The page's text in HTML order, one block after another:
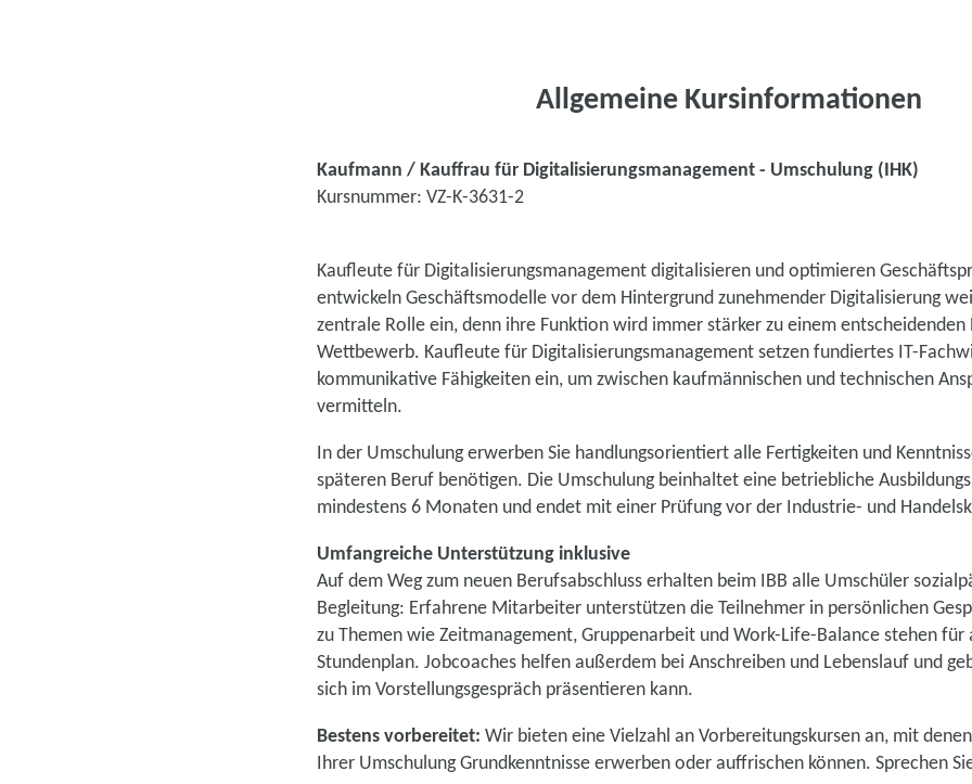
Allgemeine Kursinformationen
Kaufmann / Kauffrau für Digitalisierungsmanagement - Umschulung (IHK)
Kursnummer: VZ-K-3631-2
Kaufleute für Digitalisierungsmanagement digitalisieren und optimieren
entwickeln Geschäftsmodelle vor dem Hintergrund zunehmender Digitalisierung
zentrale Rolle ein, denn ihre Funktion wird immer stärker zu einem
Wettbewerb. Kaufleute für Digitalisierungsmanagement setzen fundiertes IT-
kommunikative Fähigkeiten ein, um zwischen kaufmännischen und technischen
vermitteln.
In der Umschulung erwerben Sie handlungsorientiert alle Fertigkeiten und
späteren Beruf benötigen. Die Umschulung beinhaltet eine betriebliche
mindestens 6 Monaten und endet mit einer Prüfung vor der Industrie- und
Umfangreiche Unterstützung inklusive
Auf dem Weg zum neuen Berufsabschluss erhalten beim IBB alle Umschüler
Begleitung: Erfahrene Mitarbeiter unterstützen die Teilnehmer in persönlichen
zu Themen wie Zeitmanagement, Gruppenarbeit und Work-Life-Balance stehen
Stundenplan. Jobcoaches helfen außerdem bei Anschreiben und Lebenslauf und
sich im Vorstellungsgespräch präsentieren kann.
Bestens vorbereitet: Wir bieten eine Vielzahl an Vorbereitungskursen an, mit
Ihrer Umschulung Grundkenntnisse erwerben oder auffrischen können. Sprechen